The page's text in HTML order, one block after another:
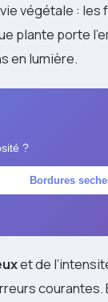
végétale :
plante porte
en lumière.
?
Bordures
et de